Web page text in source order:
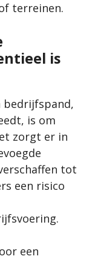
terreinen.
is
bedrijfspand,
is om
zorgt er in
tot
een risico
een